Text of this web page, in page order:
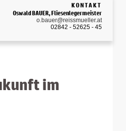
KONTAKT
Oswald BAUER, Fliesenlegermeister
o.bauer@reissmueller.at
02842 - 52625 - 45
im